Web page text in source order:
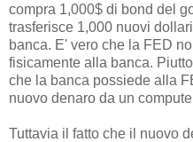
compra 1,000$ di bond del
trasferisce 1,000 nuovi
banca. E' vero che la FED
fisicamente alla banca.
che la banca possiede alla
nuovo denaro da un
Tuttavia il fatto che il nuovo